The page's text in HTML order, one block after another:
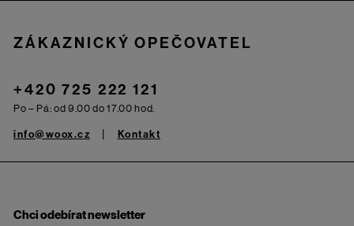
ZÁKAZNICKÝ OPEČOVATEL
+420 725 222 121
Po – Pá: od 9.00 do 17.00 hod.
info@woox.cz Kontakt
Chci odebírat newsletter